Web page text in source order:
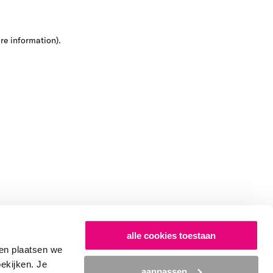
plaatsen we
Je
alle cookies toestaan
information).